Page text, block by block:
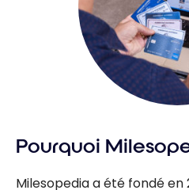
Pourquoi
Milesopedia a été fondé en